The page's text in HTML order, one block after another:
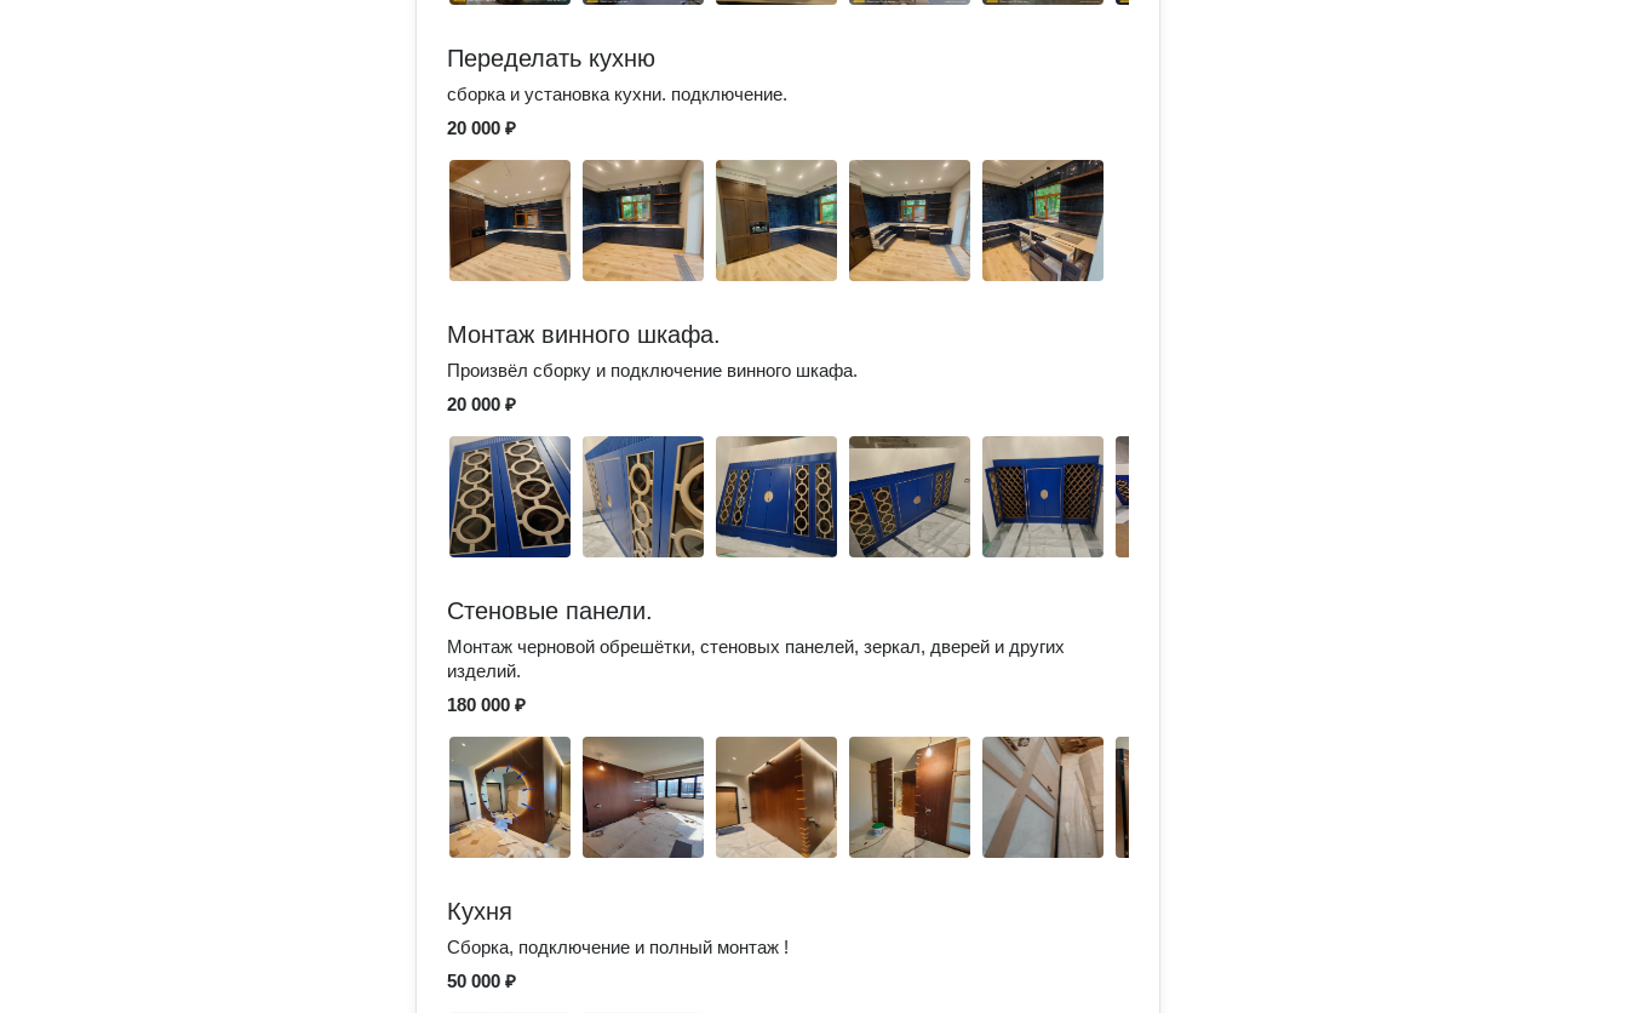
Переделать кухню
сборка и установка кухни. подключение.
20 000 ₽
Монтаж винного шкафа.
Произвёл сборку и подключение винного шкафа.
20 000 ₽
Стеновые панели.
Монтаж черновой обрешётки, стеновых панелей, зеркал, дверей и других
изделий.
180 000 ₽
Кухня
Сборка, подключение и полный монтаж !
50 000 ₽